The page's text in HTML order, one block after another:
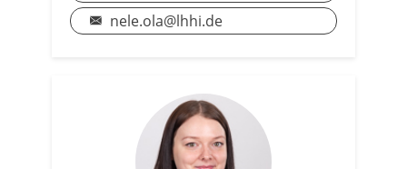
nele.ola@lhhi.de